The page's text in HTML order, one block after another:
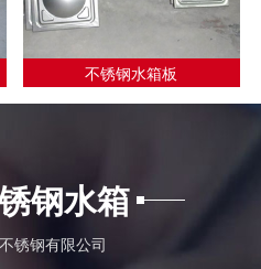
不锈钢水箱板
钢水箱
锈钢有限公司